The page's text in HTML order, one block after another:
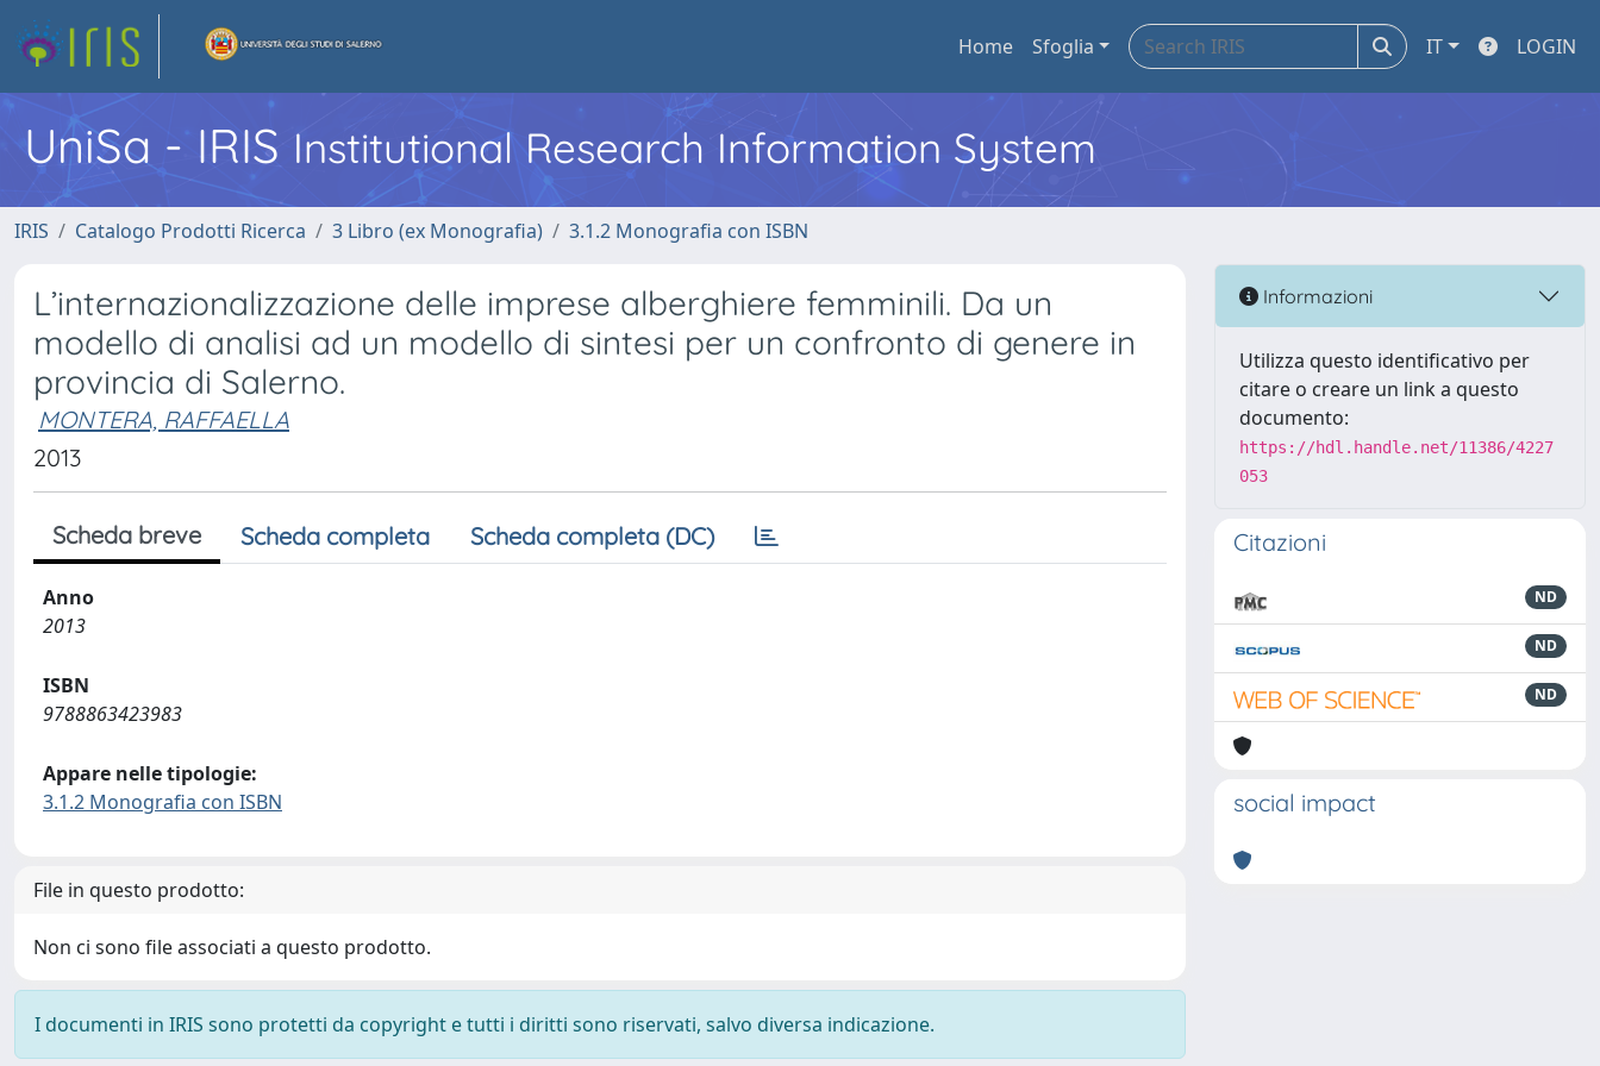
Home Sfoglia IT LOGIN
UniSa - IRIS Institutional Research Information System
IRIS Catalogo Prodotti Ricerca 3 Libro (ex Monografia) 3.1.2 Monografia con ISBN
L’internazionalizzazione delle imprese alberghiere femminili. Da un
modello di analisi ad un modello di sintesi per un confronto di genere in
provincia di Salerno.
MONTERA, RAFFAELLA
2013
Scheda breve Scheda completa Scheda completa (DC)
Anno
2013
ISBN
9788863423983
Appare nelle tipologie:
3.1.2 Monografia con ISBN
File in questo prodotto:
Non ci sono file associati a questo prodotto.
I documenti in IRIS sono protetti da copyright e tutti i diritti sono riservati, salvo diversa indicazione.
Informazioni
Utilizza questo identificativo per
citare o creare un link a questo
documento:
https://hdl.handle.net/11386/4227
053
Citazioni
ND
ND
ND
social impact